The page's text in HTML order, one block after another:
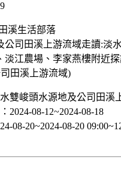
溪生活部落
公司田溪上游流域走讀:淡
淡江農場、李家燕樓附近
田溪上游流域)
雙峻頭水源地及公司田溪
2024-08-12~2024-08-18
08-20~2024-08-20